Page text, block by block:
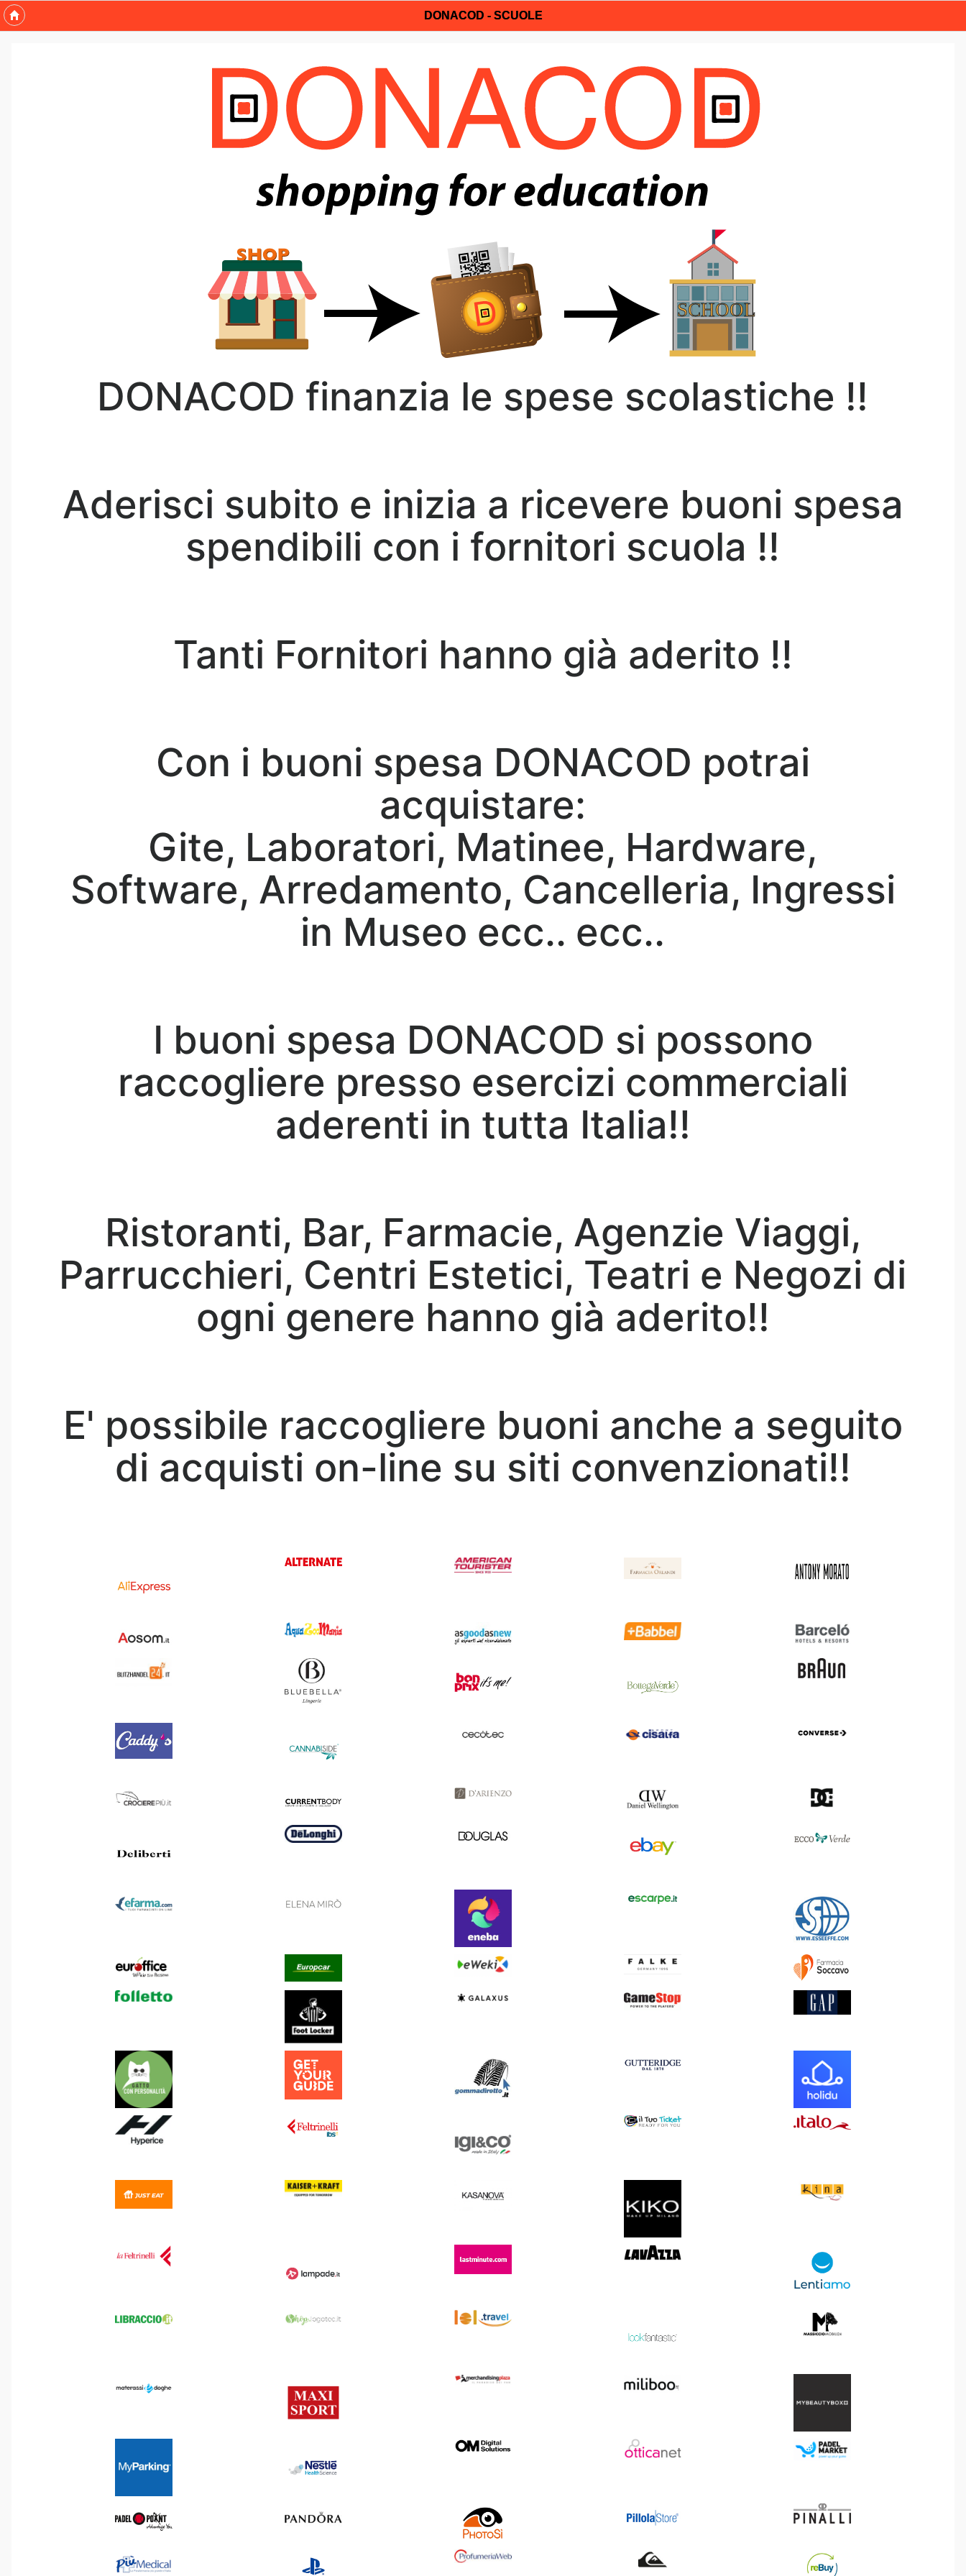
DONACOD - SCUOLE
DONACOD finanzia le spese scolastiche !!
Aderisci subito e inizia a ricevere buoni spesa
spendibili con i fornitori scuola !!
Tanti Fornitori hanno già aderito !!
Con i buoni spesa DONACOD potrai
acquistare:
Gite, Laboratori, Matinee, Hardware,
Software, Arredamento, Cancelleria, Ingressi
in Museo ecc.. ecc..
I buoni spesa DONACOD si possono
raccogliere presso esercizi commerciali
aderenti in tutta Italia!!
Ristoranti, Bar, Farmacie, Agenzie Viaggi,
Parrucchieri, Centri Estetici, Teatri e Negozi di
ogni genere hanno già aderito!!
E' possibile raccogliere buoni anche a seguito
di acquisti on-line su siti convenzionati!!